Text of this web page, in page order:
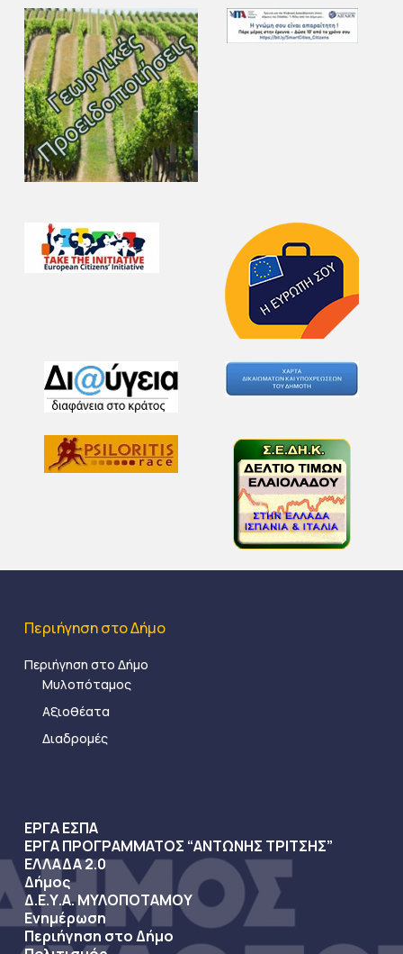
Περιήγηση στο Δήμο
Περιήγηση στο Δήμο
Μυλοπόταμος
Αξιοθέατα
Διαδρομές
ΕΡΓΑ ΕΣΠΑ
ΕΡΓΑ ΠΡΟΓΡΑΜΜΑΤΟΣ “ΑΝΤΩΝΗΣ ΤΡΙΤΣΗΣ”
ΕΛΛΑΔΑ 2.0
Δήμος
Δ.Ε.Υ.Α. ΜΥΛΟΠΟΤΑΜΟΥ
Ενημέρωση
Περιήγηση στο Δήμο